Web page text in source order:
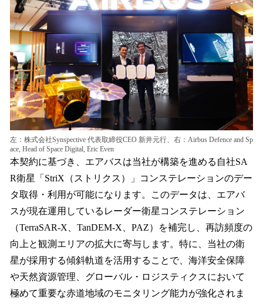
左：株式会社Synspective 代表取締役CEO 新井元行、右：Airbus Defence and Sp
ace, Head of Space Digital, Eric Even
本契約に基づき、エアバスは当社が構築を進める自社SA
R衛星「StriX（ストリクス）」コンステレーションのデー
タ取得・利用が可能になります。このデータは、エアバ
スが現在運用しているレーダー衛星コンステレーション
（TerraSAR-X、TanDEM-X、PAZ）を補完し、再訪頻度の
向上と観測エリアの拡大に寄与します。特に、当社の衛
星が採用する傾斜軌道を活用することで、海洋安全保障
や天然資源管理、グローバル・ロジスティクスにおいて
極めて重要な赤道地域のモニタリング能力が強化されま